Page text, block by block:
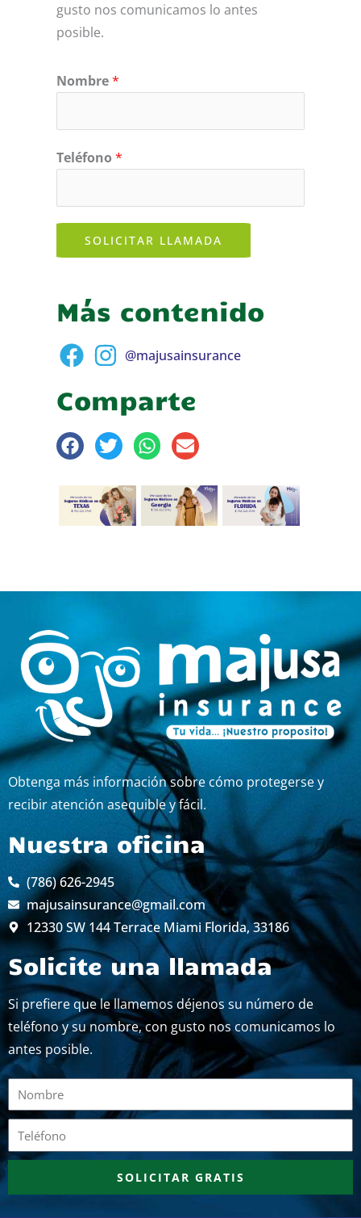
gusto nos comunicamos lo antes
posible.
Nombre*
Teléfono *
SOLICITAR LLAMADA
Más contenido
@majusainsurance
Comparte
Obtenga más información sobre cómo protegerse y
recibir atención asequible y fácil.
Nuestra oficina
(786) 626-2945
majusainsurance@gmail.com
12330 SW 144 Terrace Miami Florida, 33186
Solicite una llamada
Si prefiere que le llamemos déjenos su número de
teléfono y su nombre, con gusto nos comunicamos lo
antes posible.
Nombre
Teléfono
SOLICITAR GRATIS